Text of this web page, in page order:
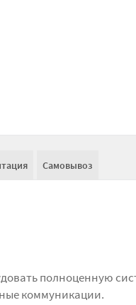
Самовывоз
полноценную
коммуникации.